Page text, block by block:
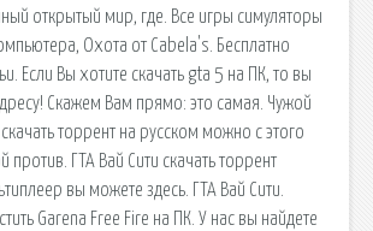
открытый мир, где. Все игры симуляторы
Охота от Cabela's. Бесплатно
Если Вы хотите скачать gta 5 на ПК, то вы
Скажем Вам прямо: это самая. Чужой
торрент на русском можно с этого
против. ГТА Вай Сити скачать торрент
вы можете здесь. ГТА Вай Сити.
Garena Free Fire на ПК. У нас вы найдете